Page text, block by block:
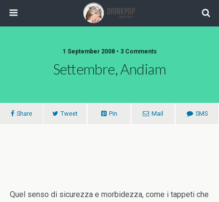
1 September 2008 • 3 Comments
Settembre, Andiam
Share Tweet Pin Mail SMS
Quel senso di sicurezza e morbidezza, come i tappeti che